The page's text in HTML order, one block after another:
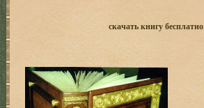
скачать книгу бесплатно